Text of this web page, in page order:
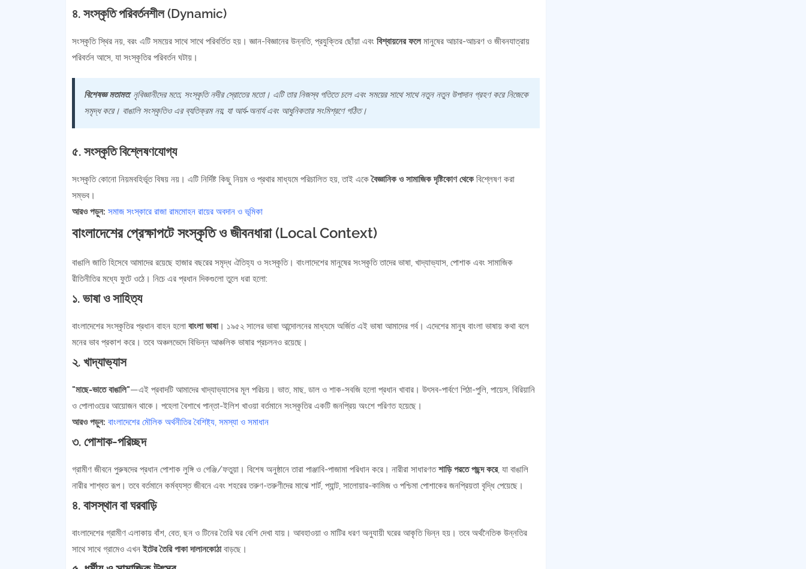
৪. সংস্কৃতি পরিবর্তনশীল (Dynamic)
সংস্কৃতি স্থির নয়, বরং এটি সময়ের সাথে সাথে পরিবর্তিত হয়। জ্ঞান-বিজ্ঞানের উন্নতি, প্রযুক্তির ছোঁয়া এবং বিশ্বায়নের ফলেমানুষের আচার-আচরণ ও জীবনযাত্রায়
পরিবর্তন আসে, যা সংস্কৃতির পরিবর্তন ঘটায়।
বিশেষজ্ঞ মতামত:নৃবিজ্ঞানীদের মতে, সংস্কৃতি নদীর স্রোতের মতো। এটি তার নিজস্ব গতিতে চলে এবং সময়ের সাথে সাথে নতুন নতুন উপাদান গ্রহণ করে নিজেকে
সমৃদ্ধ করে। বাঙালি সংস্কৃতিও এর ব্যতিক্রম নয়, যা আর্য-অনার্য এবং আধুনিকতার সংমিশ্রণে গঠিত।
৫. সংস্কৃতি বিশ্লেষণযোগ্য
সংস্কৃতি কোনো নিয়মবহির্ভূত বিষয় নয়। এটি নির্দিষ্ট কিছু নিয়ম ও প্রথার মাধ্যমে পরিচালিত হয়, তাই একেবৈজ্ঞানিক ও সামাজিক দৃষ্টিকোণ থেকেবিশ্লেষণ করা
সম্ভব।
আরও পড়ুন: সমাজ সংস্কারে রাজা রামমোহন রায়ের অবদান ও ভূমিকা
বাংলাদেশের প্রেক্ষাপটে সংস্কৃতি ও জীবনধারা (Local Context)
বাঙালি জাতি হিসেবে আমাদের রয়েছে হাজার বছরের সমৃদ্ধ ঐতিহ্য ও সংস্কৃতি। বাংলাদেশের মানুষের সংস্কৃতি তাদের ভাষা, খাদ্যাভ্যাস, পোশাক এবং সামাজিক
রীতিনীতির মধ্যে ফুটে ওঠে। নিচে এর প্রধান দিকগুলো তুলে ধরা হলো:
১. ভাষা ও সাহিত্য
বাংলাদেশের সংস্কৃতির প্রধান বাহন হলো বাংলা ভাষা। ১৯৫২ সালের ভাষা আন্দোলনের মাধ্যমে অর্জিত এই ভাষা আমাদের গর্ব। এদেশের মানুষ বাংলা ভাষায় কথা বলে
মনের ভাব প্রকাশ করে। তবে অঞ্চলভেদে বিভিন্ন আঞ্চলিক ভাষার প্রচলনও রয়েছে।
২. খাদ্যাভ্যাস
"মাছে-ভাতে বাঙালি"—এই প্রবাদটি আমাদের খাদ্যাভ্যাসের মূল পরিচয়। ভাত, মাছ, ডাল ও শাক-সবজি হলো প্রধান খাবার। উৎসব-পার্বণে পিঠা-পুলি, পায়েস, বিরিয়ানি
ও পোলাওয়ের আয়োজন থাকে। পহেলা বৈশাখে পান্তা-ইলিশ খাওয়া বর্তমানে সংস্কৃতির একটি জনপ্রিয় অংশে পরিণত হয়েছে।
আরও পড়ুন: বাংলাদেশের মৌলিক অর্থনীতির বৈশিষ্ট্য, সমস্যা ও সমাধান
৩. পোশাক-পরিচ্ছদ
গ্রামীণ জীবনে পুরুষদের প্রধান পোশাক লুঙ্গি ও গেঞ্জি/ফতুয়া। বিশেষ অনুষ্ঠানে তারা পাঞ্জাবি-পাজামা পরিধান করে। নারীরা সাধারণতশাড়ি পরতে পছন্দ করে, যা বাঙালি
নারীর শাশ্বত রূপ। তবে বর্তমানে কর্মব্যস্ত জীবনে এবং শহরের তরুণ-তরুণীদের মাঝে শার্ট, প্যান্ট, সালোয়ার-কামিজ ও পশ্চিমা পোশাকের জনপ্রিয়তা বৃদ্ধি পেয়েছে।
৪. বাসস্থান বা ঘরবাড়ি
বাংলাদেশের গ্রামীণ এলাকায় বাঁশ, বেত, ছন ও টিনের তৈরি ঘর বেশি দেখা যায়। আবহাওয়া ও মাটির ধরণ অনুযায়ী ঘরের আকৃতি ভিন্ন হয়। তবে অর্থনৈতিক উন্নতির
সাথে সাথে গ্রামেও এখনইটের তৈরি পাকা দালানকোঠাবাড়ছে।